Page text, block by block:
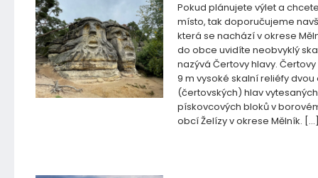
Pokud plánujete výlet a
místo, tak doporučujeme
která se nachází v okrese
do obce uvidíte neobvyklý
nazývá Čertovy hlavy.
9 m vysoké skalní reliéfy
(čertovských) hlav
pískovcových bloků v
obcí Želízy v okrese Mělník.